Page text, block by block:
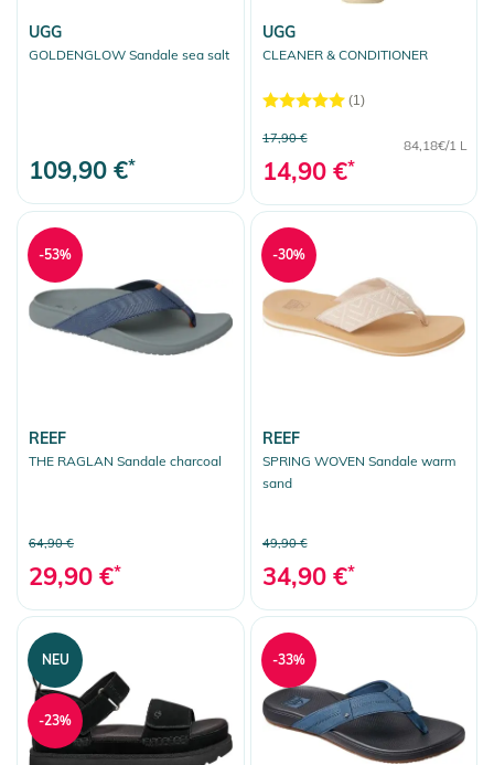
UGG
GOLDENGLOW Sandale sea salt
109,90 €*
UGG
CLEANER & CONDITIONER
(1)
84,18€/1 L
17,90 €
14,90 €*
REEF
THE RAGLAN Sandale charcoal
64,90 €
29,90 €*
-53%
REEF
SPRING WOVEN Sandale warm
sand
49,90 €
34,90 €*
-30%
NEU
-23%
-33%